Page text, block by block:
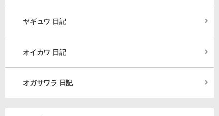
ヤギュウ 日記
オイカワ 日記
オガサワラ 日記